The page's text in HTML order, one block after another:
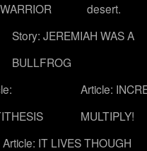
WARRIOR
desert.
Story: JEREMIAH WAS A
BULLFROG
Article:
MULTIPLY!
Article: IT LIVES THOUGH